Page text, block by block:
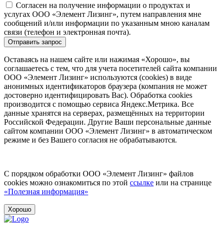
Согласен на получение информации о продуктах и
услугах ООО «Элемент Лизинг», путем направления мне
сообщений и/или информации по указанным мною каналам
связи (телефон и электронная почта).
Отправить запрос
Оставаясь на нашем сайте или нажимая «Хорошо», вы
соглашаетесь с тем, что для учета посетителей сайта компании
ООО «Элемент Лизинг» используются (cookies) в виде
анонимных идентификаторов браузера (компания не может
достоверно идентифицировать Вас). Обработка cookies
производится с помощью сервиса Яндекс.Метрика. Все
данные хранятся на серверах, размещённых на территории
Российской Федерации. Другие Ваши персональные данные
сайтом компании ООО «Элемент Лизинг» в автоматическом
режиме и без Вашего согласия не обрабатываются.
С порядком обработки ООО «Элемент Лизинг» файлов
cookies можно ознакомиться по этой ссылке или на странице
«Полезная информация»
Хорошо